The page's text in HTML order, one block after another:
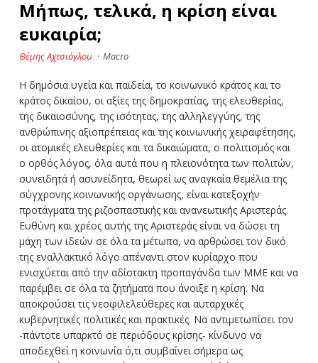
Μήπως, τελικά, η κρίση είναι
ευκαιρία;
Θέμης Αχτσιόγλου · Macro
Η δημόσια υγεία και παιδεία, το κοινωνικό κράτος και το
κράτος δικαίου, οι αξίες της δημοκρατίας, της ελευθερίας,
της δικαιοσύνης, της ισότητας, της αλληλεγγύης, της
ανθρώπινης αξιοπρέπειας και της κοινωνικής χειραφέτησης,
οι ατομικές ελευθερίες και τα δικαιώματα, ο πολιτισμός και
ο ορθός λόγος, όλα αυτά που η πλειονότητα των πολιτών,
συνειδητά ή ασυνείδητα, θεωρεί ως αναγκαία θεμέλια της
σύγχρονης κοινωνικής οργάνωσης, είναι κατεξοχήν
προτάγματα της ριζοσπαστικής και ανανεωτικής Αριστεράς.
Ευθύνη και χρέος αυτής της Αριστεράς είναι να δώσει τη
μάχη των ιδεών σε όλα τα μέτωπα, να αρθρώσει τον δικό
της εναλλακτικό λόγο απέναντι στον κυρίαρχο που
ενισχύεται από την αδίστακτη προπαγάνδα των ΜΜΕ και να
παρέμβει σε όλα τα ζητήματα που άνοιξε η κρίση. Να
αποκρούσει τις νεοφιλελεύθερες και αυταρχικές
κυβερνητικές πολιτικές και πρακτικές. Να αντιμετωπίσει τον
-πάντοτε υπαρκτό σε περιόδους κρίσης- κίνδυνο να
αποδεχθεί η κοινωνία ό,τι συμβαίνει σήμερα ως